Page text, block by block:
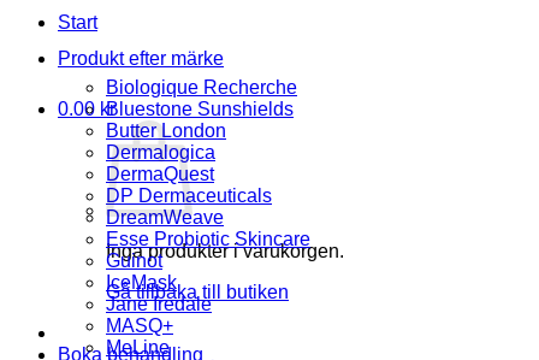
0.00 kr
Inga produkter i varukorgen.
Gå tillbaka till butiken
Boka behandling
Start
Produkt efter märke
Biologique Recherche
Bluestone Sunshields
Butter London
Dermalogica
DermaQuest
DP Dermaceuticals
DreamWeave
Esse Probiotic Skincare
Guinot
IceMask
Jane Iredale
MASQ+
MeLine